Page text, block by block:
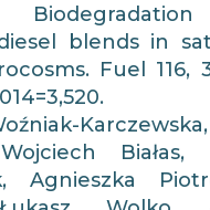
blends in
Fuel 116,
Białas,
Agnieszka